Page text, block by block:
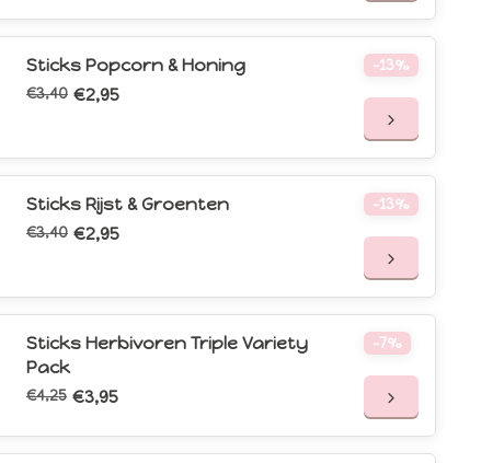
Sticks Popcorn & Honing
€3,40 €2,95
-13%
Sticks Rijst & Groenten
€3,40 €2,95
-13%
Sticks Herbivoren Triple Variety
Pack
€4,25 €3,95
-7%